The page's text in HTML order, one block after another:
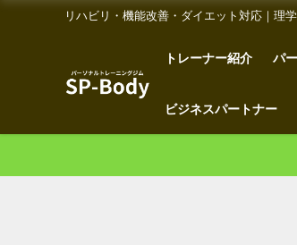
リハビリ・機能改善・ダイエット対応｜理
トレーナー紹介 パ
ビジネスパートナー